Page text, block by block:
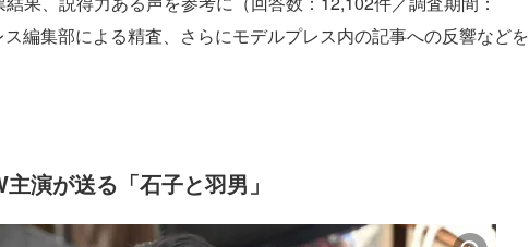
編集部による精査、さらにモデルプレス内の記事への反響などを
演が送る「石子と羽男」